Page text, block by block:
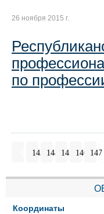
26 ноября 2015 г.
по
143 144 145 146 147
Координаты